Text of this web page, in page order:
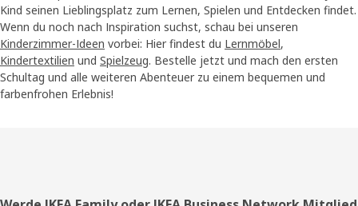
Kind seinen Lieblingsplatz zum Lernen, Spielen und Entdecken findet.
Wenn du noch nach Inspiration suchst, schau bei unseren
Kinderzimmer-Ideen vorbei: Hier findest du Lernmöbel,
Kindertextilien und Spielzeug. Bestelle jetzt und mach den ersten
Schultag und alle weiteren Abenteuer zu einem bequemen und
farbenfrohen Erlebnis!